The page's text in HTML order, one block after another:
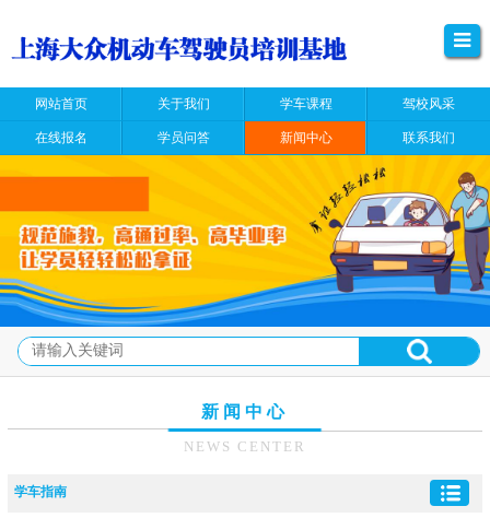
网站首页 关于我们 学车课程 驾校风采
在线报名 学员问答 新闻中心 联系我们
新闻中心
NEWS CENTER
学车指南